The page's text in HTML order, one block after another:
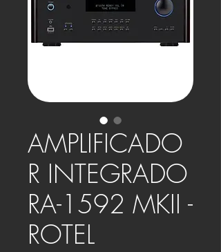
AMPLIFICADO
R INTEGRADO
RA-1592 MKII -
ROTEL